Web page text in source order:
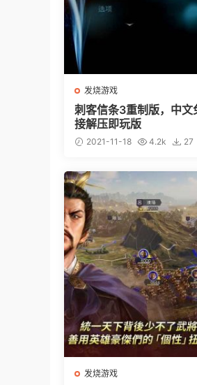
发烧游戏
刺客信条3重制版，中文
接解压即玩版
2021-11-18 4.2k 27
发烧游戏